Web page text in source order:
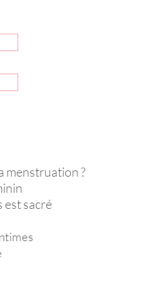
menstruation ?
est sacré